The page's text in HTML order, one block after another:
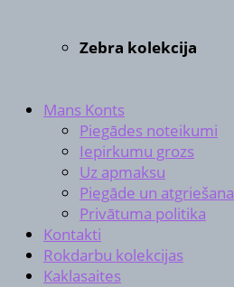
Zebra kolekcija
Mans Konts
Piegādes noteikumi
Iepirkumu grozs
Uz apmaksu
Piegāde un atgriešana
Privātuma politika
Kontakti
Rokdarbu kolekcijas
Kaklasaites